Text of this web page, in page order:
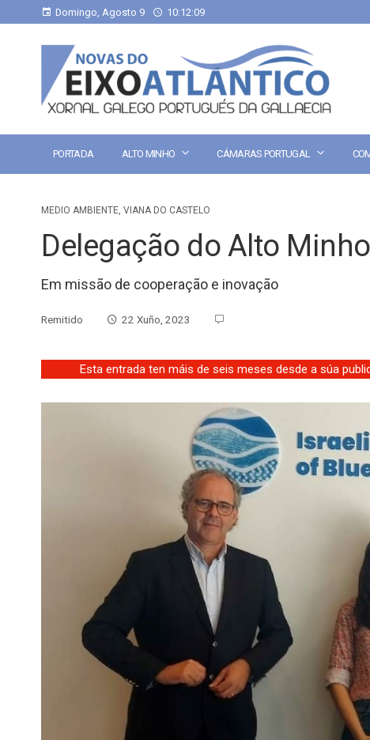
Domingo, Agosto 9 10:12:09
PORTADA ALTO MINHO CÁMARAS PORTUGAL
MEDIO AMBIENTE, VIANA DO CASTELO
Delegação do Alto
Em missão de cooperação e inovação
Remitido 22 Xuño, 2023
Esta entrada ten máis de seis meses desde a súa